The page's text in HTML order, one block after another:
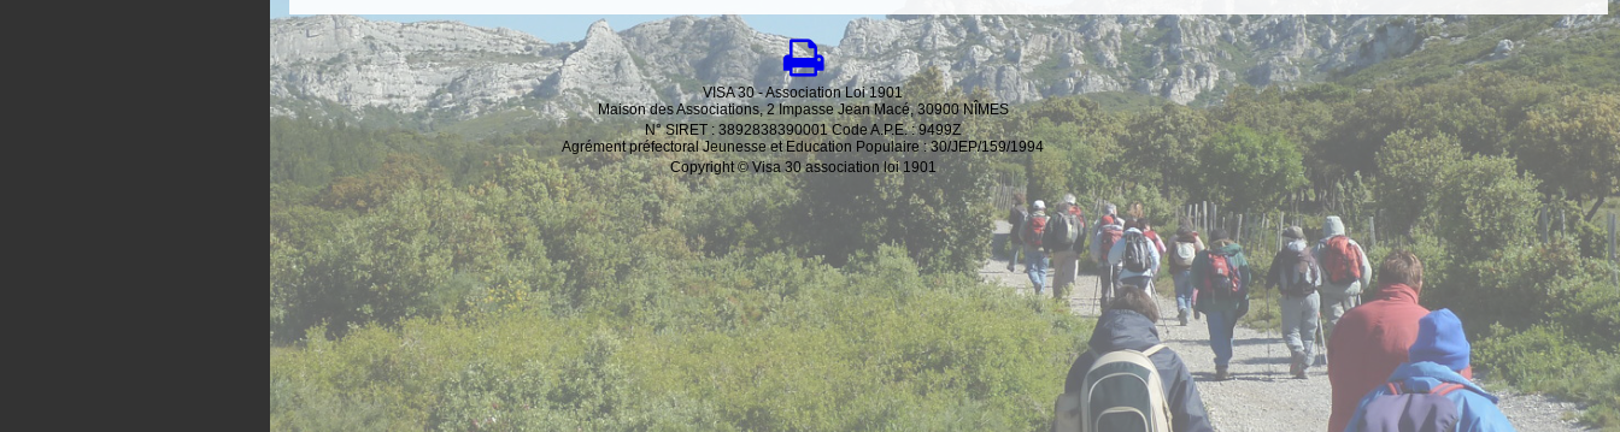
VISA 30 - Association Loi 1901
Maison des Associations, 2 Impasse Jean Macé, 30900 NÎMES
N° SIRET : 3892838390001 Code A.P.E. : 9499Z
Agrément préfectoral Jeunesse et Education Populaire : 30/JEP/159/1994
Copyright © Visa 30 association loi 1901